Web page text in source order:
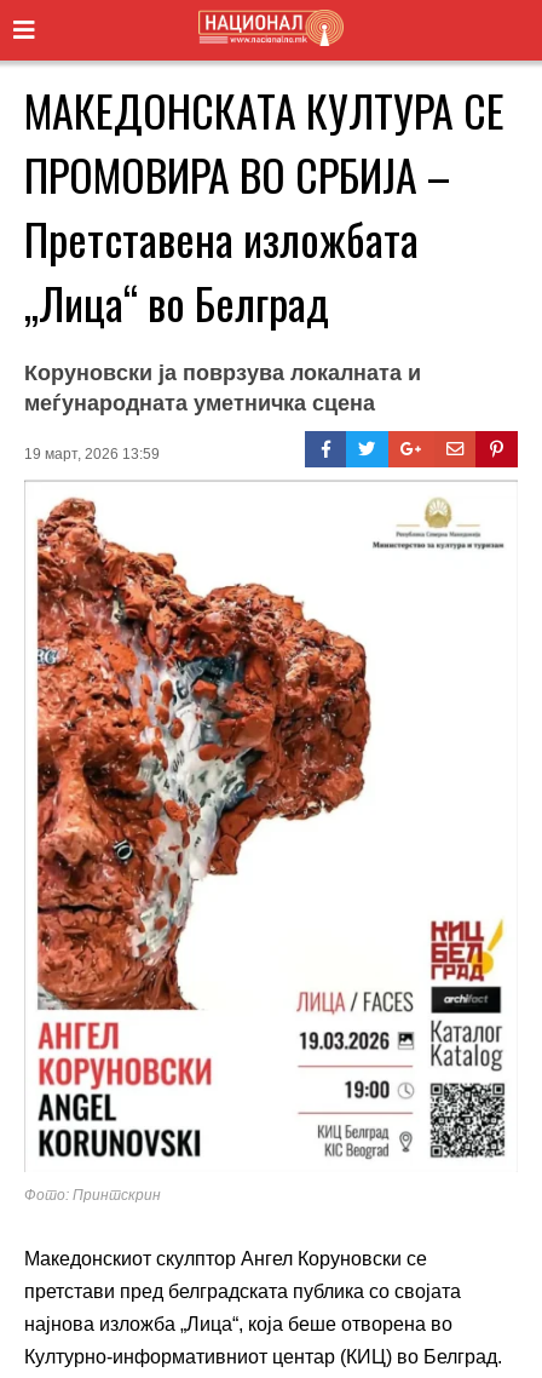
МАКЕДОНСКАТА КУЛТУРА СЕ
ПРОМОВИРА ВО СРБИЈА –
Претставена изложбата
„Лица“ во Белград
Коруновски ја поврзува локалната и
меѓународната уметничка сцена
19 март, 2026 13:59
Фото: Принтскрин
Македонскиот скулптор Ангел Коруновски се
претстави пред белградската публика со својата
најнова изложба „Лица“, која беше отворена во
Културно-информативниот центар (КИЦ) во Белград.